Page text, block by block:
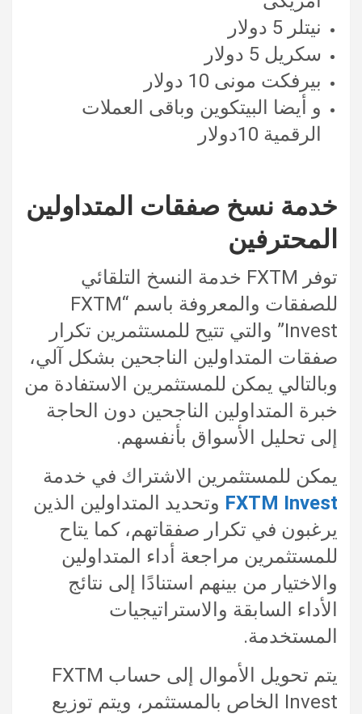
نيتلر 5 دولار
سكريل 5 دولار
بيرفكت مونى 10 دولار
و أيضا البيتكوين وباقى العملات
الرقمية 10دولار
خدمة نسخ صفقات المتداولين
المحترفين
توفر FXTM خدمة النسخ التلقائي
للصفقات والمعروفة باسم “FXTM
Invest” والتي تتيح للمستثمرين تكرار
صفقات المتداولين الناجحين بشكل آلي،
وبالتالي يمكن للمستثمرين الاستفادة من
خبرة المتداولين الناجحين دون الحاجة
إلى تحليل الأسواق بأنفسهم.
يمكن للمستثمرين الاشتراك في خدمة
FXTM Invest وتحديد المتداولين الذين
يرغبون في تكرار صفقاتهم، كما يتاح
للمستثمرين مراجعة أداء المتداولين
والاختيار من بينهم استنادًا إلى نتائج
الأداء السابقة والاستراتيجيات
المستخدمة.
يتم تحويل الأموال إلى حساب FXTM
Invest الخاص بالمستثمر، ويتم توزيع